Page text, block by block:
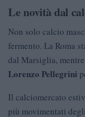
Le novità dal
Non solo calcio
fermento. La Roma
dal Marsiglia,
Lorenzo Pellegrini
Il calciomercato
più movimentati